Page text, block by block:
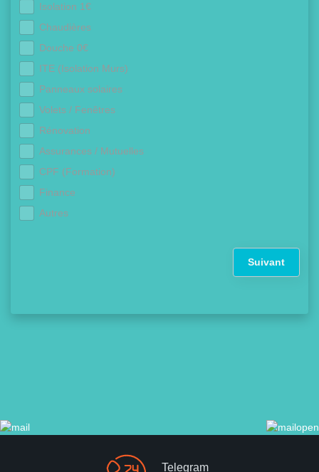
Isolation 1€
Chaudières
Douche 0€
ITE (Isolation Murs)
Panneaux solaires
Volets / Fenêtres
Rénovation
Assurances / Mutuelles
CPF (Formation)
Finance
Autres
Suivant
Telegram